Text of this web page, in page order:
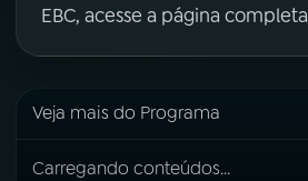
EBC, acesse a página completa
Veja mais do Programa
Carregando conteúdos...